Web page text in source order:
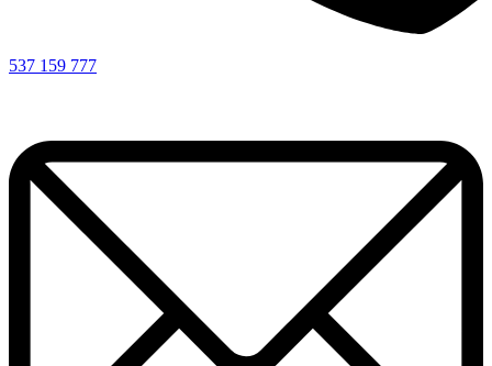
537 159 777